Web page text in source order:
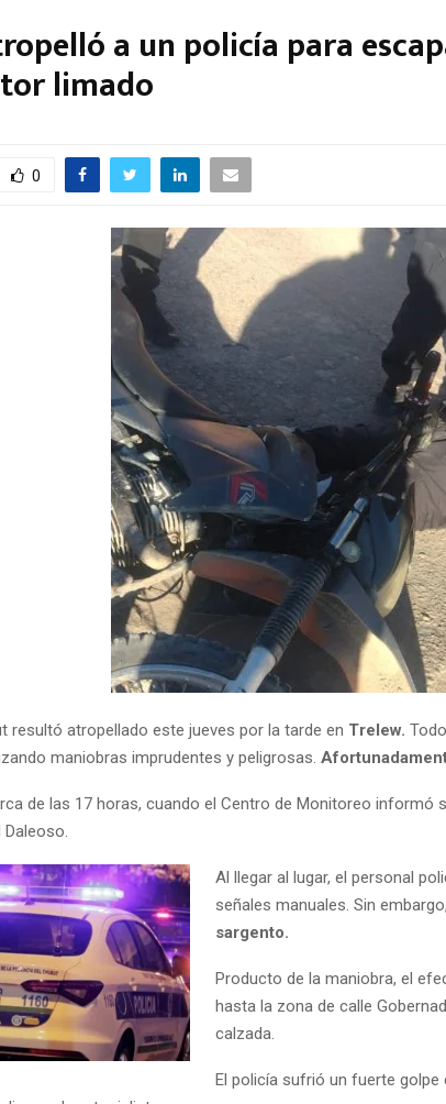
a un policía para
limado
0
resultó atropellado este jueves por la tarde en Trelew.
maniobras imprudentes y peligrosas.
de las 17 horas, cuando el Centro de Monitoreo
Al llegar al lugar, el personal
señales manuales. Sin embargo,
sargento.
Producto de la maniobra, el
hasta la zona de calle
calzada.
El policía sufrió un fuerte